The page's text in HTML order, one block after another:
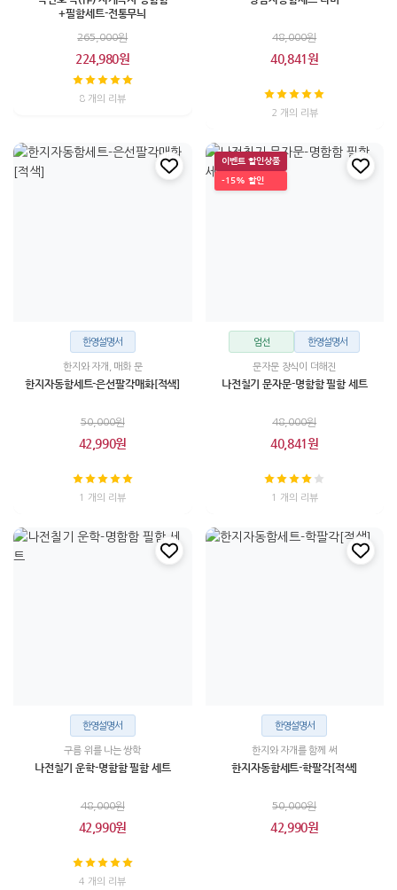
+필함세트-전통무늬
265,000원
224,980원
8 개의 리뷰
48,000원
40,841원
2 개의 리뷰
한영설명서
한지와 자개, 매화 문
한지자동함세트-은선팔각매화[적색]
50,000원
42,990원
1 개의 리뷰
이벤트 할인상품
-15% 할인
엄선 한영설명서
문자문 장식이 더해진
나전칠기 문자문-명함함 필함 세트
48,000원
40,841원
1 개의 리뷰
한영설명서
구름 위를 나는 쌍학
나전칠기 운학-명함함 필함 세트
48,000원
42,990원
4 개의 리뷰
한영설명서
한지와 자개를 함께 써
한지자동함세트-학팔각[적색]
50,000원
42,990원